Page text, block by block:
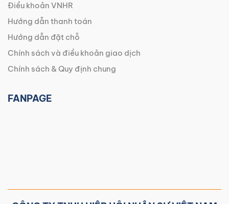
Điều khoản VNHR
Hướng dẫn thanh toán
Hướng dẫn đặt chỗ
Chính sách và điều khoản giao dịch
Chính sách & Quy định chung
FANPAGE